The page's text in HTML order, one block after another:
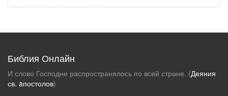
Библия Онлайн
И слово Господне распространялось по всей стране. (Деяния
св. aпостолов)